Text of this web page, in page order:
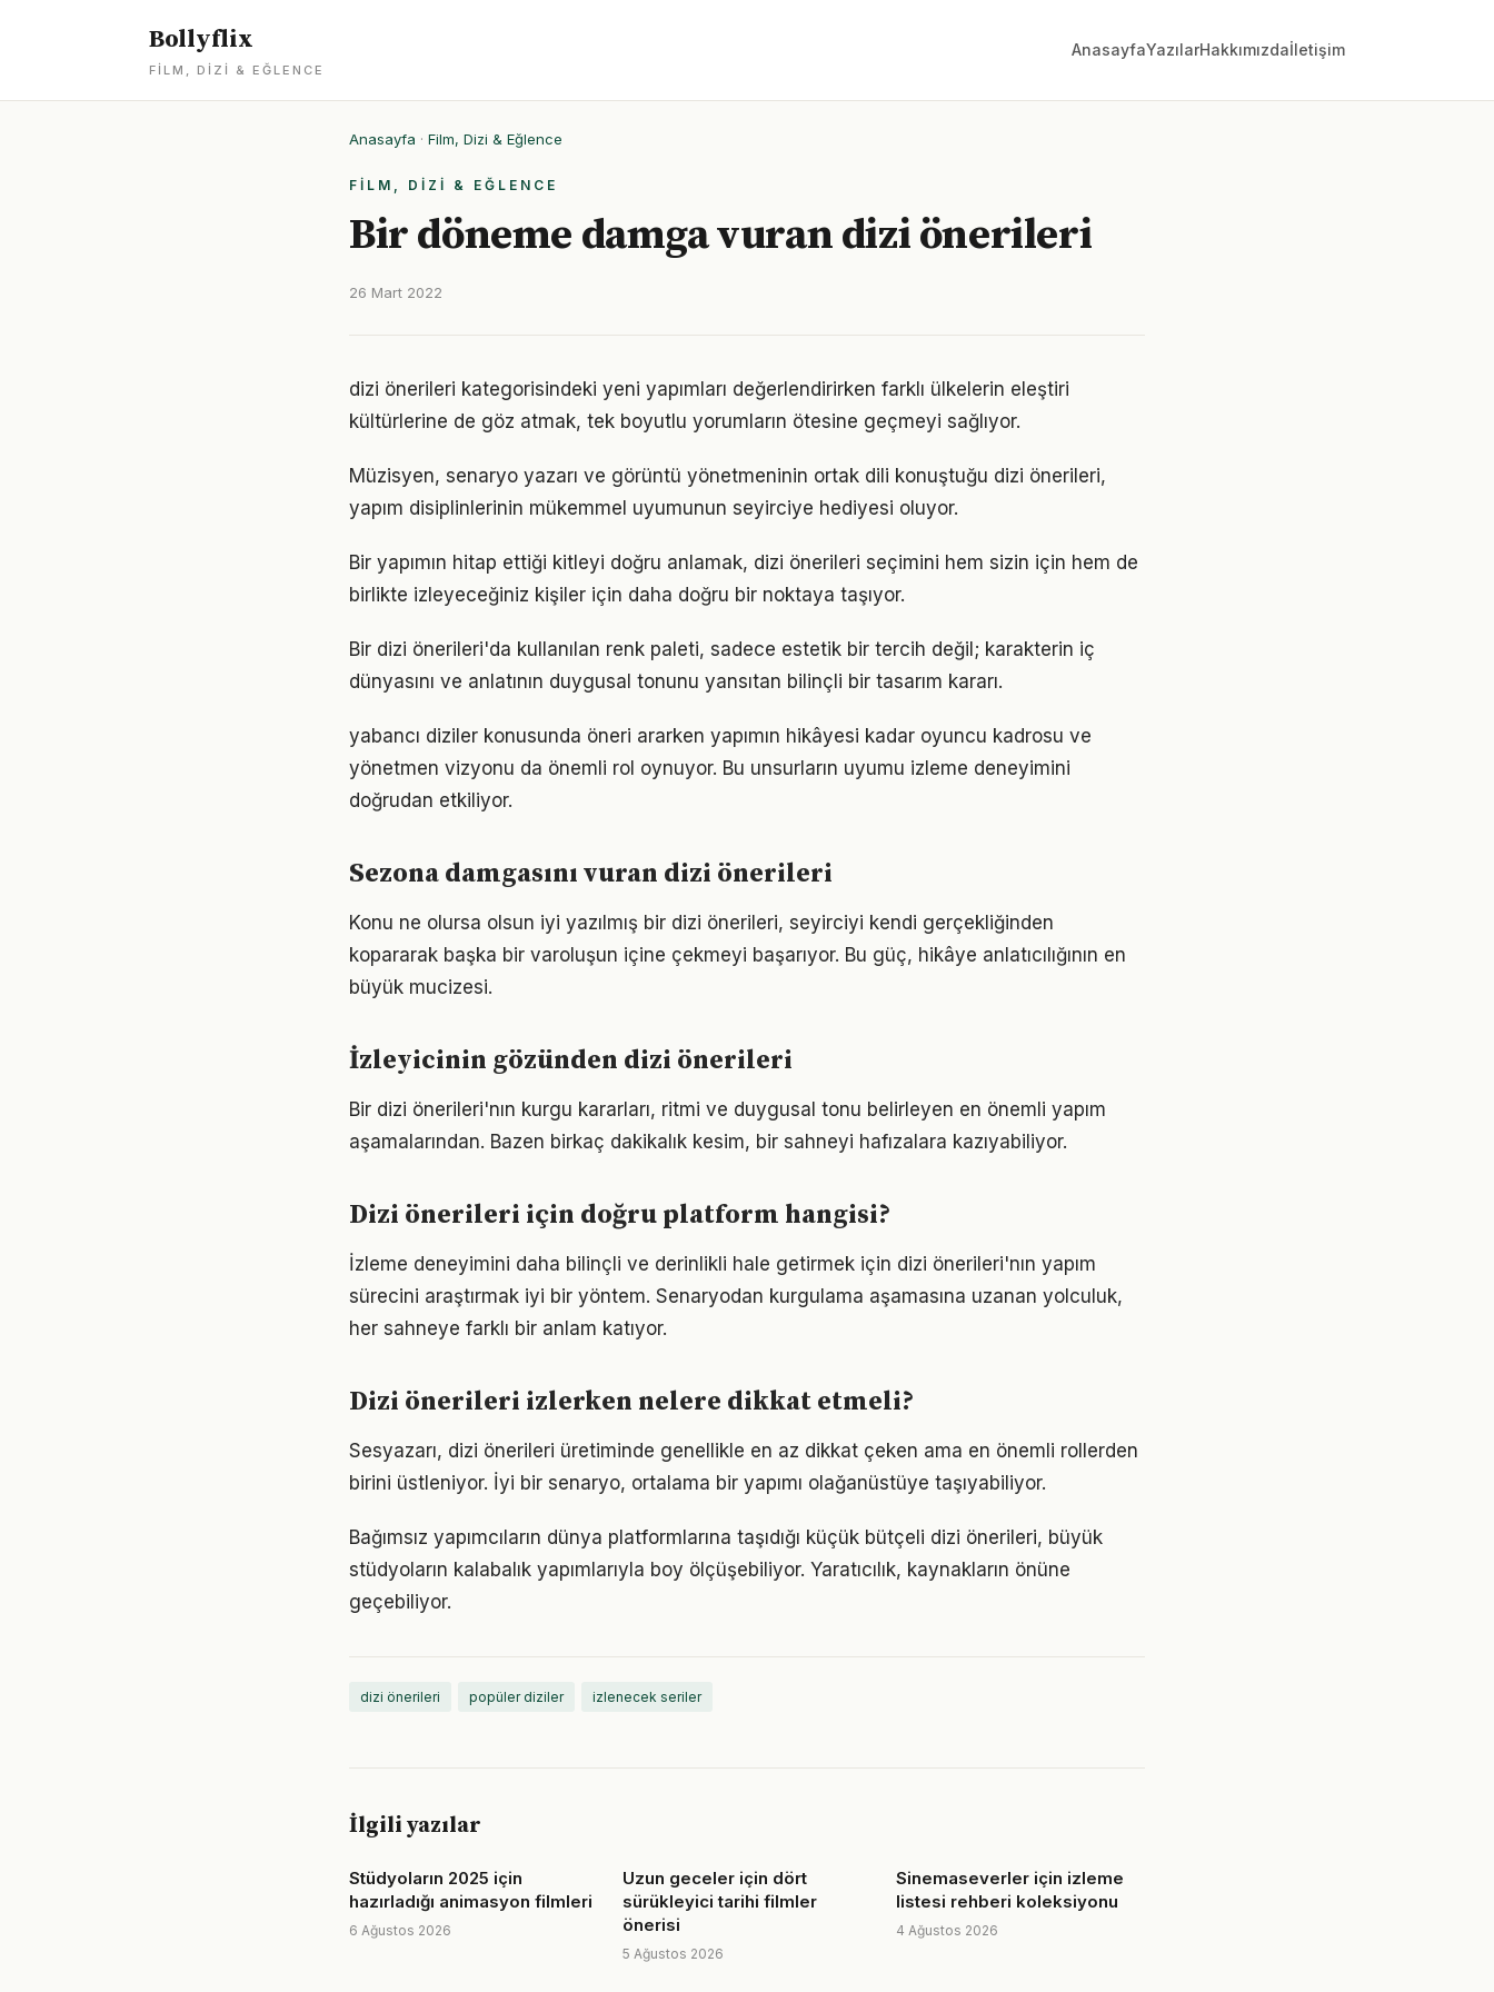
Bollyflix
FILM, DIZI & EĞLENCE
AnasayfaYazılarHakkımızdaİletişim
Anasayfa · Film, Dizi & Eğlence
FILM, DIZI & EĞLENCE
Bir döneme damga vuran dizi önerileri
26 Mart 2022
dizi önerileri kategorisindeki yeni yapımları değerlendirirken farklı ülkelerin eleştiri
kültürlerine de göz atmak, tek boyutlu yorumların ötesine geçmeyi sağlıyor.
Müzisyen, senaryo yazarı ve görüntü yönetmeninin ortak dili konuştuğu dizi önerileri,
yapım disiplinlerinin mükemmel uyumunun seyirciye hediyesi oluyor.
Bir yapımın hitap ettiği kitleyi doğru anlamak, dizi önerileri seçimini hem sizin için hem de
birlikte izleyeceğiniz kişiler için daha doğru bir noktaya taşıyor.
Bir dizi önerileri'da kullanılan renk paleti, sadece estetik bir tercih değil; karakterin iç
dünyasını ve anlatının duygusal tonunu yansıtan bilinçli bir tasarım kararı.
yabancı diziler konusunda öneri ararken yapımın hikâyesi kadar oyuncu kadrosu ve
yönetmen vizyonu da önemli rol oynuyor. Bu unsurların uyumu izleme deneyimini
doğrudan etkiliyor.
Sezona damgasını vuran dizi önerileri
Konu ne olursa olsun iyi yazılmış bir dizi önerileri, seyirciyi kendi gerçekliğinden
kopararak başka bir varoluşun içine çekmeyi başarıyor. Bu güç, hikâye anlatıcılığının en
büyük mucizesi.
İzleyicinin gözünden dizi önerileri
Bir dizi önerileri'nın kurgu kararları, ritmi ve duygusal tonu belirleyen en önemli yapım
aşamalarından. Bazen birkaç dakikalık kesim, bir sahneyi hafızalara kazıyabiliyor.
Dizi önerileri için doğru platform hangisi?
İzleme deneyimini daha bilinçli ve derinlikli hale getirmek için dizi önerileri'nın yapım
sürecini araştırmak iyi bir yöntem. Senaryodan kurgulama aşamasına uzanan yolculuk,
her sahneye farklı bir anlam katıyor.
Dizi önerileri izlerken nelere dikkat etmeli?
Sesyazarı, dizi önerileri üretiminde genellikle en az dikkat çeken ama en önemli rollerden
birini üstleniyor. İyi bir senaryo, ortalama bir yapımı olağanüstüye taşıyabiliyor.
Bağımsız yapımcıların dünya platformlarına taşıdığı küçük bütçeli dizi önerileri, büyük
stüdyoların kalabalık yapımlarıyla boy ölçüşebiliyor. Yaratıcılık, kaynakların önüne
geçebiliyor.
dizi önerileri popüler diziler izlenecek seriler
İlgili yazılar
Stüdyoların 2025 için
hazırladığı animasyon filmleri
6 Ağustos 2026
Uzun geceler için dört
sürükleyici tarihi filmler
önerisi
5 Ağustos 2026
Sinemaseverler için izleme
listesi rehberi koleksiyonu
4 Ağustos 2026